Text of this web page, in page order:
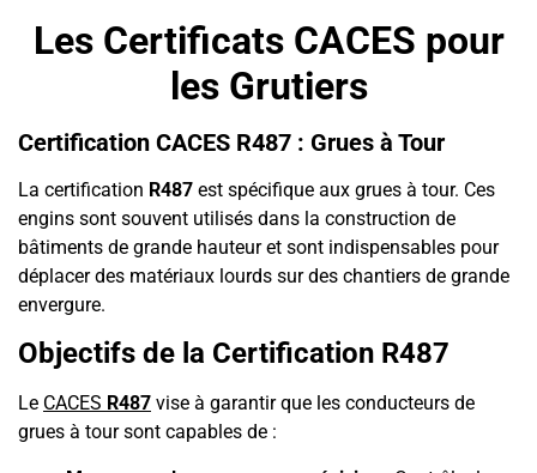
Les Certificats CACES pour
les Grutiers
Certification CACES R487 : Grues à Tour
La certification R487 est spécifique aux grues à tour. Ces
engins sont souvent utilisés dans la construction de
bâtiments de grande hauteur et sont indispensables pour
déplacer des matériaux lourds sur des chantiers de grande
envergure.
Objectifs de la Certification R487
Le CACES R487 vise à garantir que les conducteurs de
grues à tour sont capables de :